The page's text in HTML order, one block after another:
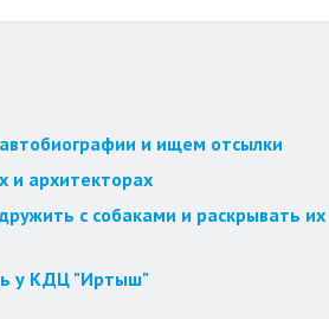
и ищем отсылки
и архитекторах
с собаками и раскрывать их
у КДЦ "Иртыш"